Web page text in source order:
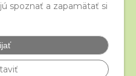
spoznať a zapamätať si
otázky